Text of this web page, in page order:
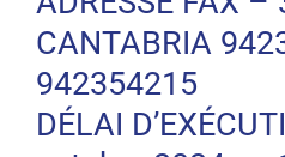
CANTABRIA
942354215
DÉLAI